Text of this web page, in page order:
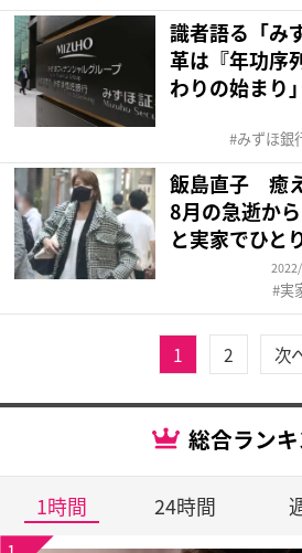
識者語る「み
革は『年功序
わりの始まり」
みずほ銀
飯島直子 癒
8月の急逝か
と実家でひと
実
1 2 次
総合ラン
1時間 24時間